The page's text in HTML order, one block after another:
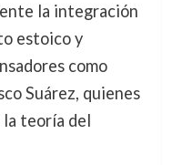
la integración
estoico y
como
Suárez, quienes
teoría del